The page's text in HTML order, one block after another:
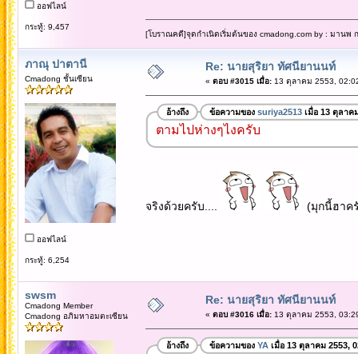
ออฟไลน์
กระทู้: 9,457
[โบราณคดี]จุดกำเนิดเริ่มต้นของ cmadong.com by : มานพ
ภาณุ ปาตานี
Cmadong ชั้นเซียน
ออฟไลน์
กระทู้: 6,254
Re: นายสุริยา ทัศนียานนท์
« ตอบ #3015 เมื่อ:13 ตุลาคม 2553,
อ้างถึง ข้อความของ suriya2513เมื่อ 13 ตุลาค
ตามไปห่างๆไงครับ
จริงด้วยครับ.... (มุกนี้ฮาค
swsm
Cmadong Member
Cmadong อภิมหาอมตะเซียน
Re: นายสุริยา ทัศนียานนท์
« ตอบ #3016 เมื่อ:13 ตุลาคม 2553,
อ้างถึง ข้อความของ YAเมื่อ 13 ตุลาคม 2553,